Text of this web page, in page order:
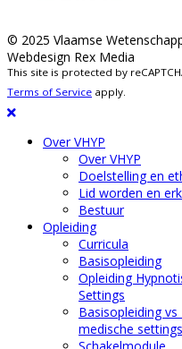
© 2025 Vlaamse
Webdesign Rex Media
This site is protected by
Terms of Service apply.
Over VHYP
Over VHYP
Doelstelling en
Lid worden en
Bestuur
Opleiding
Curricula
Basisopleiding
Opleiding
Settings
Basisopleiding
medische settings